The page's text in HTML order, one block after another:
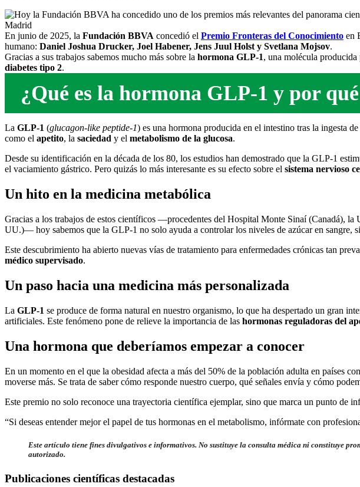
En junio de 2025, la Fundación BBVA concedió el Premio Fronteras del Conocimiento en
humano: Daniel Joshua Drucker, Joel Habener, Jens Juul Holst y Svetlana Mojsov.
Gracias a sus trabajos sabemos mucho más sobre la hormona GLP-1, una molécula producida
diabetes tipo 2.
¿Qué es la hormona GLP-1 y por
La GLP-1 (glucagon-like peptide-1) es una hormona producida en el intestino tras la ingesta
como el apetito, la saciedad y el metabolismo de la glucosa.
Desde su identificación en la década de los 80, los estudios han demostrado que la GLP-1
el vaciamiento gástrico. Pero quizás lo más interesante es su efecto sobre el sistema nervioso
Un hito en la medicina metabólica
Gracias a los trabajos de estos científicos —procedentes del Hospital Monte Sinaí (Canadá),
UU.)— hoy sabemos que la GLP-1 no solo ayuda a controlar los niveles de azúcar en sangre,
Este descubrimiento ha abierto nuevas vías de tratamiento para enfermedades crónicas tan
médico supervisado.
Un paso hacia una medicina más personalizada
La GLP-1 se produce de forma natural en nuestro organismo, lo que ha despertado un gran
artificiales. Este fenómeno pone de relieve la importancia de las hormonas reguladoras del
Una hormona que deberíamos empezar a conocer
En un momento en el que la obesidad afecta a más del 50% de la población adulta en países
moverse más. Se trata de saber cómo responde nuestro cuerpo, qué señales envía y cómo
Este premio no solo reconoce una trayectoria científica ejemplar, sino que marca un punto de
“Si deseas entender mejor el papel de tus hormonas en el metabolismo, infórmate con
Este artículo tiene fines divulgativos e informativos. No sustituye la consulta médica ni constituye
autorizado.
Publicaciones científicas destacadas